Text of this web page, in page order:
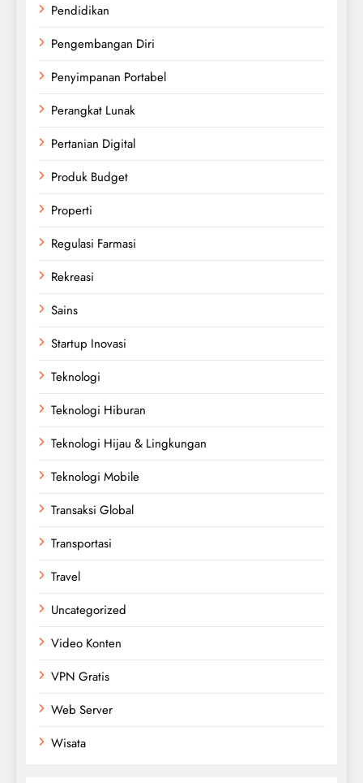
Pendidikan
Pengembangan Diri
Penyimpanan Portabel
Perangkat Lunak
Pertanian Digital
Produk Budget
Properti
Regulasi Farmasi
Rekreasi
Sains
Startup Inovasi
Teknologi
Teknologi Hiburan
Teknologi Hijau & Lingkungan
Teknologi Mobile
Transaksi Global
Transportasi
Travel
Uncategorized
Video Konten
VPN Gratis
Web Server
Wisata